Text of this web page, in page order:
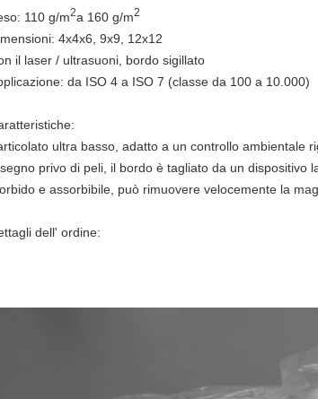
110 g/m2a 160 g/m2
4x4x6, 9x9, 12x12
il laser / ultrasuoni, bordo sigillato
da ISO 4 a ISO 7 (classe da 100 a 10.000)
ultra basso, adatto a un controllo ambientale
privo di peli, il bordo è tagliato da un
e assorbibile, può rimuovere velocemente la
dell' ordine: